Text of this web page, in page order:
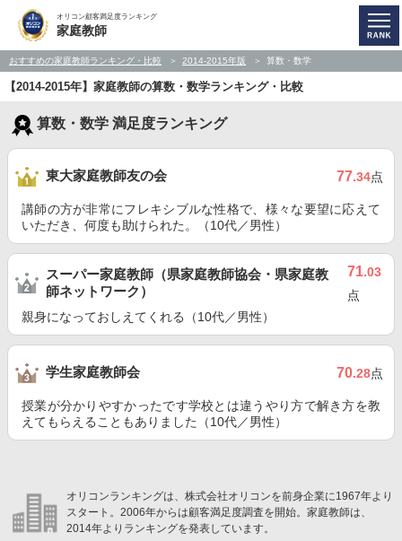
オリコン顧客満足度ランキング
家庭教師
おすすめの家庭教師ランキング・比較 2014-2015年版 算数・数学
【2014-2015年】家庭教師の算数・数学ランキング・比較
算数・数学 満足度ランキング
東大家庭教師友の会 77.34点
講師の方が非常にフレキシブルな性格で、様々な要望に応えて
いただき、何度も助けられた。（10代／男性）
スーパー家庭教師（県家庭教師協会・県家庭教
師ネットワーク）
71.03
点
親身になっておしえてくれる（10代／男性）
学生家庭教師会 70.28点
授業が分かりやすかったです学校とは違うやり方で解き方を教
えてもらえることもありました（10代／男性）
オリコンランキングは、株式会社オリコンを前身企業に1967年より
スタート。2006年からは顧客満足度調査を開始。家庭教師は、
2014年よりランキングを発表しています。